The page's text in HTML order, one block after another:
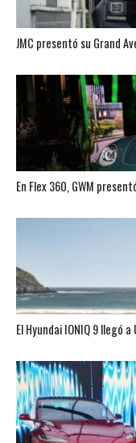
JMC presentó su Grand
En Flex 360, GWM
El Hyundai IONIQ 9 llegó